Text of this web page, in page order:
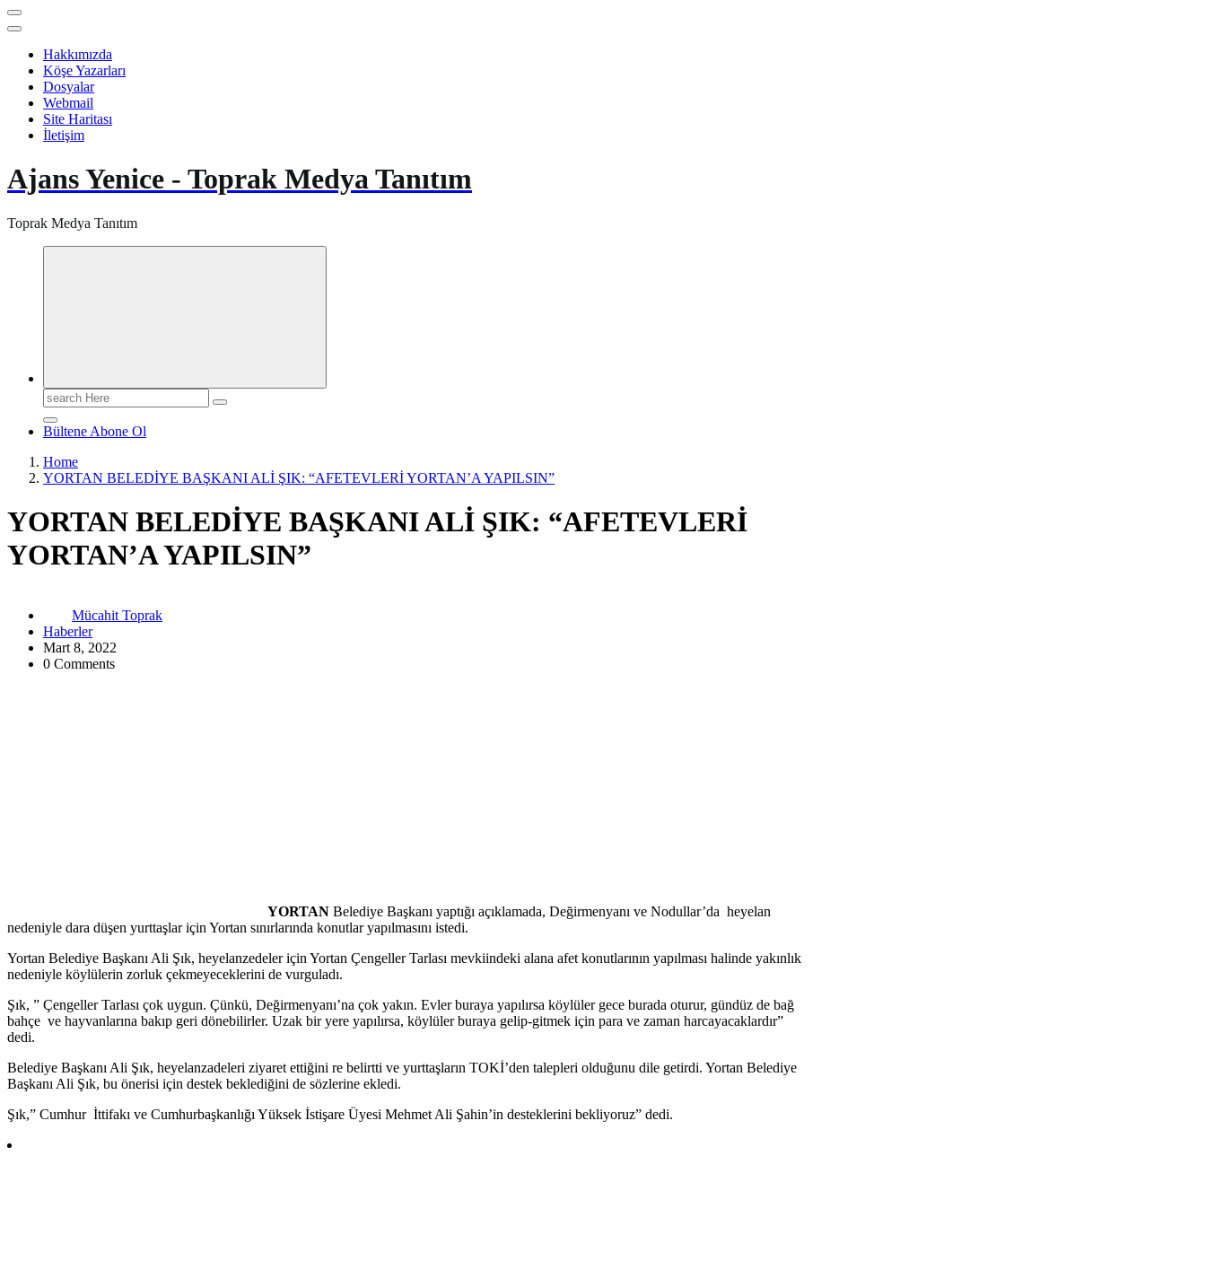
Hakkımızda
Köşe Yazarları
Dosyalar
Webmail
Site Haritası
İletişim
Ajans Yenice - Toprak Medya Tanıtım
Toprak Medya Tanıtım
Search
for:
Bültene Abone Ol
Home
YORTAN BELEDİYE BAŞKANI ALİ ŞIK: “AFETEVLERİ YORTAN’A YAPILSIN”
YORTAN BELEDİYE BAŞKANI ALİ ŞIK: “AFETEVLERİ
YORTAN’A YAPILSIN”
Mücahit Toprak
Haberler
Mart 8, 2022
0 Comments
YORTAN Belediye Başkanı yaptığı açıklamada, Değirmenyanı ve Nodullar’da heyelan
nedeniyle dara düşen yurttaşlar için Yortan sınırlarında konutlar yapılmasını istedi.
Yortan Belediye Başkanı Ali Şık, heyelanzedeler için Yortan Çengeller Tarlası mevkiindeki alana afet konutlarının yapılması halinde yakınlık
nedeniyle köylülerin zorluk çekmeyeceklerini de vurguladı.
Şık, ” Çengeller Tarlası çok uygun. Çünkü, Değirmenyanı’na çok yakın. Evler buraya yapılırsa köylüler gece burada oturur, gündüz de bağ
bahçe ve hayvanlarına bakıp geri dönebilirler. Uzak bir yere yapılırsa, köylüler buraya gelip-gitmek için para ve zaman harcayacaklardır”
dedi.
Belediye Başkanı Ali Şık, heyelanzadeleri ziyaret ettiğini re belirtti ve yurttaşların TOKİ’den talepleri olduğunu dile getirdi. Yortan Belediye
Başkanı Ali Şık, bu önerisi için destek beklediğini de sözlerine ekledi.
Şık,” Cumhur İttifakı ve Cumhurbaşkanlığı Yüksek İstişare Üyesi Mehmet Ali Şahin’in desteklerini bekliyoruz” dedi.